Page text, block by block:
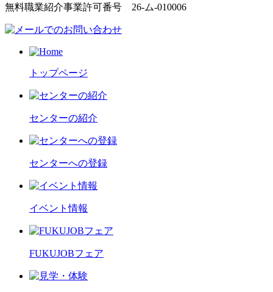
無料職業紹介事業許可番号 26-ム-010006
トップページ
センターの紹介
センターへの登録
イベント情報
FUKUJOBフェア